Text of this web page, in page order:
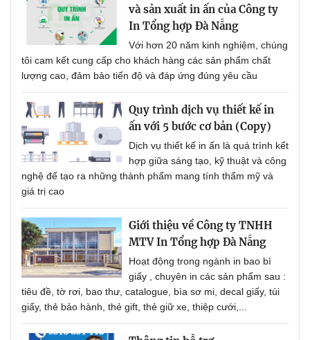
và sản xuất in ấn của Công ty
In Tổng hợp Đà Nẵng
Với hơn 20 năm kinh nghiệm, chúng
tôi cam kết cung cấp cho khách hàng các sản phẩm chất
lượng cao, đảm bảo tiến độ và đáp ứng đúng yêu cầu
Quy trình dịch vụ thiết kế in
ấn với 5 bước cơ bản (Copy)
Dịch vụ thiết kế in ấn là quá trình kết
hợp giữa sáng tạo, kỹ thuật và công
nghệ để tạo ra những thành phẩm mang tính thẩm mỹ và
giá trị cao
Giới thiệu về Công ty TNHH
MTV In Tổng hợp Đà Nẵng
Hoạt động trong ngành in bao bì
giấy , chuyên in các sản phẩm sau :
tiêu đề, tờ rơi, bao thư, catalogue, bìa sơ mi, decal giấy, túi
giấy, thẻ bảo hành, thẻ gift, thẻ giữ xe, thiệp cưới,...